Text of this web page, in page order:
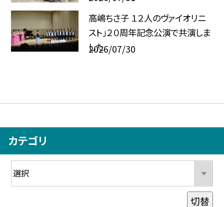
高嶋ちさ子 １２人のヴァイオリニ
スト」２０周年記念公演で共演しま
した
2026/07/30
カテゴリ
切替